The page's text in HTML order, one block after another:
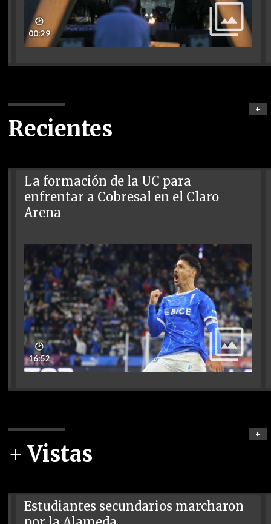
🕑
00:29
Recientes
+
La formación de la UC para
enfrentar a Cobresal en el Claro
Arena
🕑
16:52
+ Vistas
+
Estudiantes secundarios marcharon